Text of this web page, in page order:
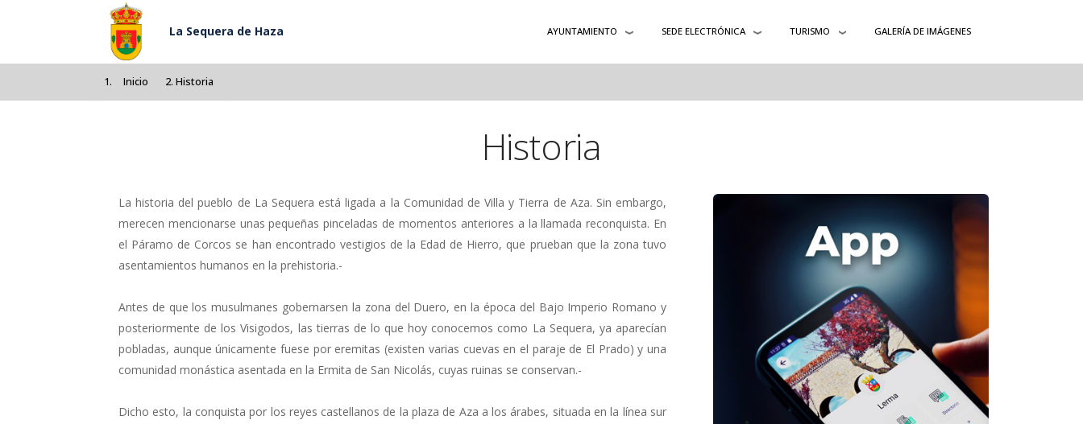
Pasar al contenido principal
La Sequera de Haza AYUNTAMIENTO SEDE ELECTRÓNICA TURISMO GALERÍA DE IMÁGENES
Inicio Historia
Historia
La historia del pueblo de La Sequera está ligada a la Comunidad de Villa y Tierra de Aza. Sin embargo,
merecen mencionarse unas pequeñas pinceladas de momentos anteriores a la llamada reconquista. En
el Páramo de Corcos se han encontrado vestigios de la Edad de Hierro, que prueban que la zona tuvo
asentamientos humanos en la prehistoria.-
Antes de que los musulmanes gobernarsen la zona del Duero, en la época del Bajo Imperio Romano y
posteriormente de los Visigodos, las tierras de lo que hoy conocemos como La Sequera, ya aparecían
pobladas, aunque únicamente fuese por eremitas (existen varias cuevas en el paraje de El Prado) y una
comunidad monástica asentada en la Ermita de San Nicolás, cuyas ruinas se conservan.-
Dicho esto, la conquista por los reyes castellanos de la plaza de Aza a los árabes, situada en la línea sur